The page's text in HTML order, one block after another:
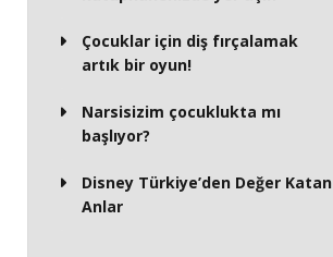
Çocuklar için diş fırçalamak
artık bir oyun!
Narsisizim çocuklukta mı
başlıyor?
Disney Türkiye’den Değer Katan
Anlar